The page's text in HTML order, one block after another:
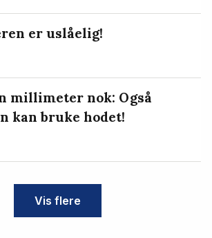
er uslåelig!
millimeter nok: Også
kan bruke hodet!
Vis flere